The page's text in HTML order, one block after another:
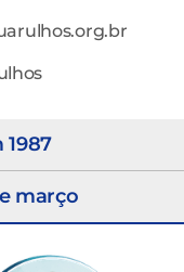
1987
março